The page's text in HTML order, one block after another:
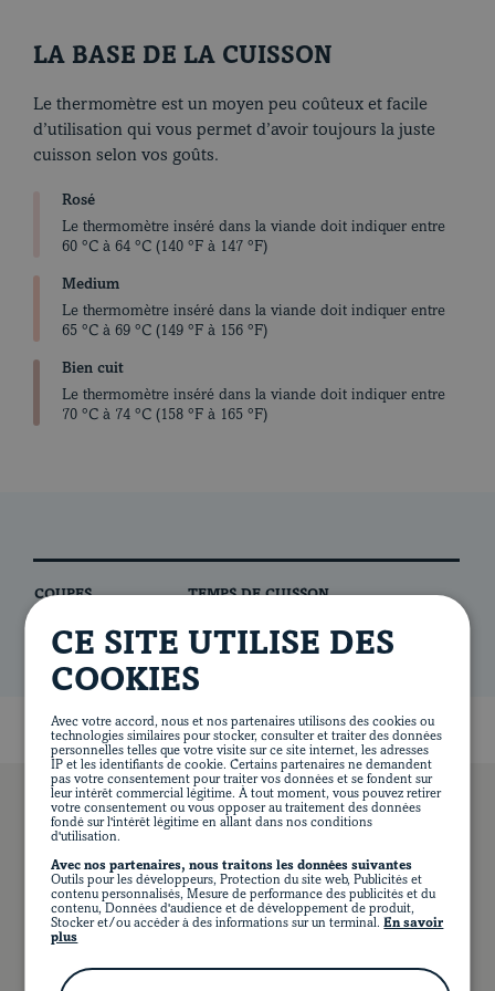
Nos recettes
Blogue
LA BASE DE LA CUISSON
Le thermomètre est un moyen peu coûteux et facile
d’utilisation qui vous permet d’avoir toujours la juste
cuisson selon vos goûts.
Rosé
Le thermomètre inséré dans la viande doit indiquer entre
60 °C à 64 °C (140 °F à 147 °F)
Medium
Le thermomètre inséré dans la viande doit indiquer entre
65 °C à 69 °C (149 °F à 156 °F)
Bien cuit
Le thermomètre inséré dans la viande doit indiquer entre
70 °C à 74 °C (158 °F à 165 °F)
COUPES TEMPS DE CUISSON
DÉCOUVREZ TOUS LES MODES DE
CUISSON
CE SITE UTILISE DES
COOKIES
Avec votre accord, nous et nos partenaires utilisons des cookies ou
technologies similaires pour stocker, consulter et traiter des données
personnelles telles que votre visite sur ce site internet, les adresses
IP et les identifiants de cookie. Certains partenaires ne demandent
pas votre consentement pour traiter vos données et se fondent sur
leur intérêt commercial légitime. À tout moment, vous pouvez retirer
votre consentement ou vous opposer au traitement des données
fondé sur l'intérêt légitime en allant dans nos conditions
d'utilisation.
Avec nos partenaires, nous traitons les données suivantes
Outils pour les développeurs, Protection du site web, Publicités et
contenu personnalisés, Mesure de performance des publicités et du
contenu, Données d'audience et de développement de produit,
Stocker et/ou accéder à des informations sur un terminal. En savoir
plus